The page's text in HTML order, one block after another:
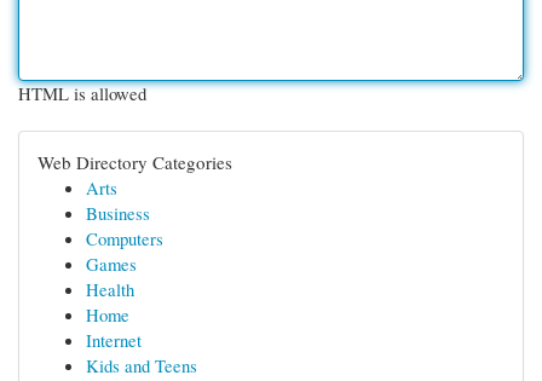
HTML is allowed
Web Directory Categories
Arts
Business
Computers
Games
Health
Home
Internet
Kids and Teens